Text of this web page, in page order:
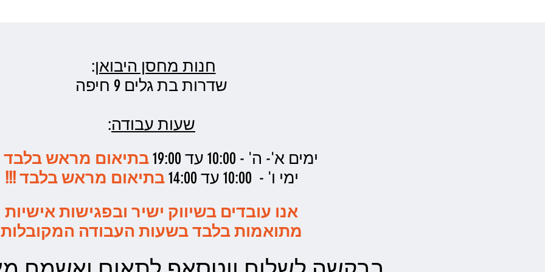
חנות מחסן היבואן:
שדרות בת גלים 9 חיפה
שעות עבודה:
ימים א'- ה' - 10:00 עד 19:00
בתיאום מראש בלבד
ימי ו' - 10:00 עד 14:00
בתיאום מראש בלבד !!!
אנו עובדים בשיווק ישיר ובפגישות אישיות
מתואמות בלבד בשעות העבודה המקובלות